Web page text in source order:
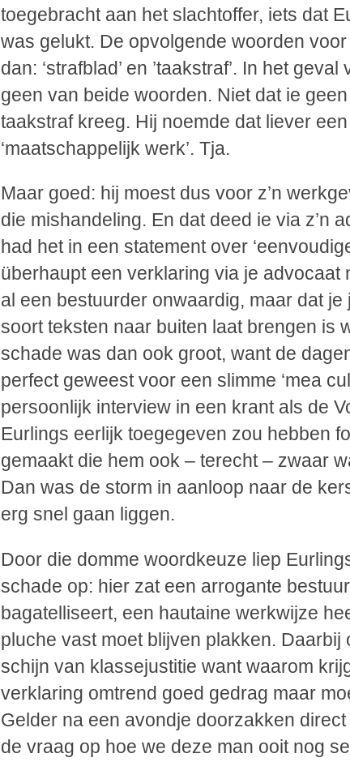
toegebracht aan het slachtoffer, iets dat
was gelukt. De opvolgende woorden voor
dan: ‘strafblad’ en ’taakstraf’. In het
geen van beide woorden. Niet dat ie
taakstraf kreeg. Hij noemde dat liever een
‘maatschappelijk werk’. Tja.
Maar goed: hij moest dus voor z’n
die mishandeling. En dat deed ie via z’n
had het in een statement over
überhaupt een verklaring via je advocaat
al een bestuurder onwaardig, maar dat
soort teksten naar buiten laat brengen is
schade was dan ook groot, want de
perfect geweest voor een slimme ‘mea
persoonlijk interview in een krant als de
Eurlings eerlijk toegegeven zou hebben
gemaakt die hem ook – terecht – zwaar
Dan was de storm in aanloop naar de
erg snel gaan liggen.
Door die domme woordkeuze liep
schade op: hier zat een arrogante
bagatelliseert, een hautaine werkwijze
pluche vast moet blijven plakken. Daarbij
schijn van klassejustitie want waarom
verklaring omtrend goed gedrag maar
Gelder na een avondje doorzakken
de vraag op hoe we deze man ooit nog